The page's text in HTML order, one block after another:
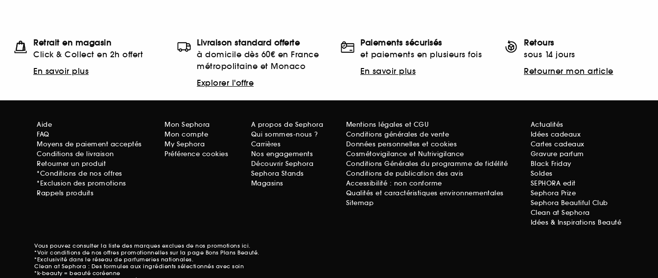
Retrait en magasin
Click & Collect en 2h offert
En savoir plus
Livraison standard offerte
à domicile dès 60€ en France
métropolitaine et Monaco
Explorer l'offre
Paiements sécurisés
et paiements en plusieurs fois
En savoir plus
Retours
sous 14 jours
Retourner mon article
Aide
FAQ
Moyens de paiement acceptés
Conditions de livraison
Retourner un produit
*Conditions de nos offres
*Exclusion des promotions
Rappels produits
Mon Sephora
Mon compte
My Sephora
Préférence cookies
A propos de Sephora
Qui sommes-nous ?
Carrières
Nos engagements
Découvrir Sephora
Sephora Stands
Magasins
Mentions légales et CGU
Conditions générales de vente
Données personnelles et cookies
Cosmétovigilance et Nutrivigilance
Conditions Générales du programme de fidélité
Conditions de publication des avis
Accessibilité : non conforme
Qualités et caractéristiques environnementales
Sitemap
Actualités
Idées cadeaux
Cartes cadeaux
Gravure parfum
Black Friday
Soldes
SEPHORA edit
Sephora Prize
Sephora Beautiful Club
Clean at Sephora
Idées & Inspirations Beauté
Vous pouvez consulter la liste des marques exclues de nos promotions ici.
*Voir conditions de nos offres promotionnelles sur la page Bons Plans Beauté.
*Exclusivité dans le réseau de parfumeries nationales.
Clean at Sephora : Des formules aux ingrédients sélectionnés avec soin
*k-beauty = beauté coréenne